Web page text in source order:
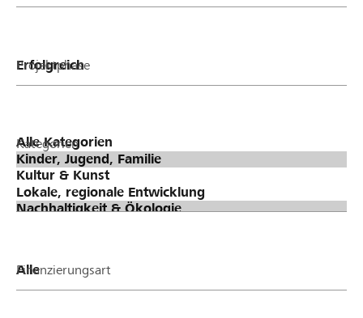
Projektphase
Kategorien
Finanzierungsart